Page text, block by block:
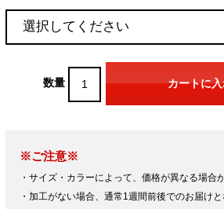
数量
※ご注意※
・サイズ・カラーによって、価格が異なる場合
・加工がない場合、通常1週間前後でのお届けと